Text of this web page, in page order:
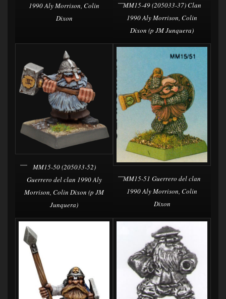
1990 Aly Morrison, Colin
Dixon
MM15-49 (205033-37) Clan
1990 Aly Morrison, Colin
Dixon (p JM Junquera)
MM15-50 (205033-52)
Guerrero del clan 1990 Aly
Morrison, Colin Dixon (p JM
Junquera)
MM15-51 Guerrero del clan
1990 Aly Morrison, Colin
Dixon